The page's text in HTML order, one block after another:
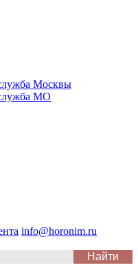
Москвы
МО
info@horonim.ru